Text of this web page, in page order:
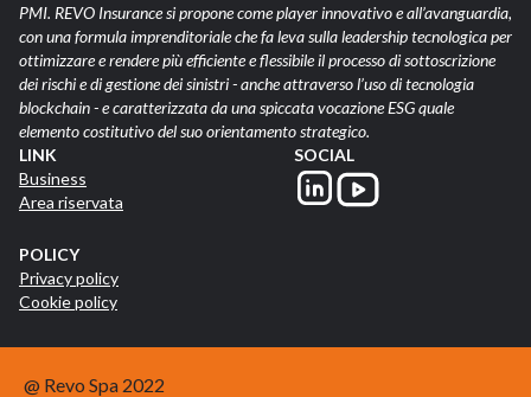
PMI. REVO Insurance si propone come player innovativo e all’avanguardia,
con una formula imprenditoriale che fa leva sulla leadership tecnologica per
ottimizzare e rendere più efficiente e flessibile il processo di sottoscrizione
dei rischi e di gestione dei sinistri - anche attraverso l’uso di tecnologia
blockchain - e caratterizzata da una spiccata vocazione ESG quale
elemento costitutivo del suo orientamento strategico.
LINK
Business
Area riservata
POLICY
Privacy policy
Cookie policy
SOCIAL
@ Revo Spa 2022